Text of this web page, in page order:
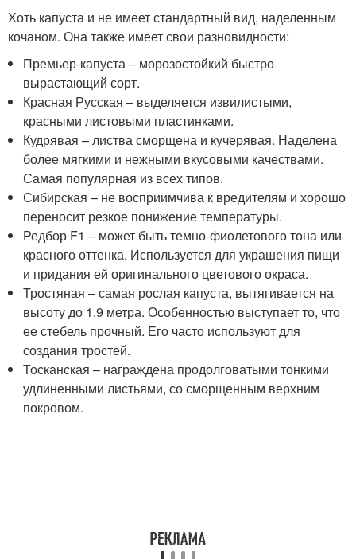
Хоть капуста и не имеет стандартный вид, наделенным
кочаном. Она также имеет свои разновидности:
Премьер-капуста – морозостойкий быстро
вырастающий сорт.
Красная Русская – выделяется извилистыми,
красными листовыми пластинками.
Кудрявая – листва сморщена и кучерявая. Наделена
более мягкими и нежными вкусовыми качествами.
Самая популярная из всех типов.
Сибирская – не восприимчива к вредителям и хорошо
переносит резкое понижение температуры.
Редбор F1 – может быть темно-фиолетового тона или
красного оттенка. Используется для украшения пищи
и придания ей оригинального цветового окраса.
Тростяная – самая рослая капуста, вытягивается на
высоту до 1,9 метра. Особенностью выступает то, что
ее стебель прочный. Его часто используют для
создания тростей.
Тосканская – награждена продолговатыми тонкими
удлиненными листьями, со сморщенным верхним
покровом.